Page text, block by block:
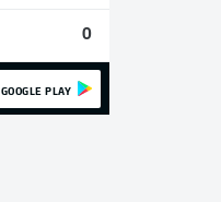
0
GOOGLE PLAY